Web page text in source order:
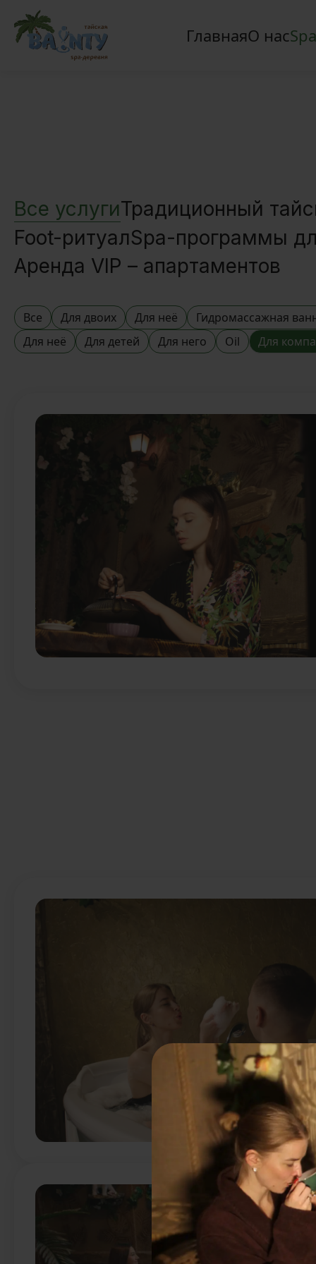
ГлавнаяО нас
Все услугиТрадиционный
Foot-ритуалSpa-программы
Аренда VIP – апартаментов
Все Для двоих Для неё
Гидромассажная
Для неё
Для детей Для него Oil Для